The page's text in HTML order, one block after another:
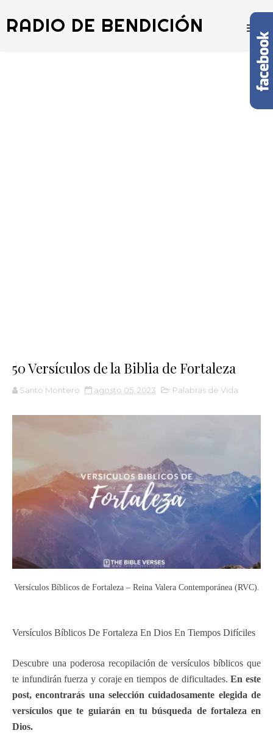
RADIO DE BENDICIÓN
50 Versículos de la Biblia de Fortaleza
Santo Montero agosto 05, 2023 Palabras de Vida
Versículos Bíblicos de Fortaleza – Reina Valera Contemporánea (RVC).
Versículos Bíblicos De Fortaleza En Dios En Tiempos Difíciles
Descubre una poderosa recopilación de versículos bíblicos que
te infundirán fuerza y ​​coraje en tiempos de dificultades.En este
post, encontrarás una selección cuidadosamente elegida de
versículos que te guiarán en tu búsqueda de fortaleza en
Dios.